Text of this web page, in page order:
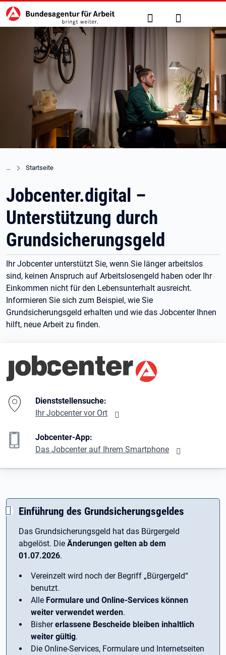
zu den Hauptinhalten springen
Hauptnavigation Suche Anmelden
Startseite
Jobcenter.digital –
Unterstützung durch
Grundsicherungsgeld
Ihr Jobcenter unterstützt Sie, wenn Sie länger arbeitslos
sind, keinen Anspruch auf Arbeitslosengeld haben oder Ihr
Einkommen nicht für den Lebensunterhalt ausreicht.
Informieren Sie sich zum Beispiel, wie Sie
Grundsicherungsgeld erhalten und wie das Jobcenter Ihnen
hilft, neue Arbeit zu finden.
Branding-Bereich Beschreibung
Dienststellensuche:
Ihr Jobcenter vor Ort
Jobcenter-App:
Das Jobcenter auf Ihrem Smartphone
Einführung des Grundsicherungsgeldes
Das Grundsicherungsgeld hat das Bürgergeld
abgelöst. Die Änderungen gelten ab dem
01.07.2026.
Vereinzelt wird noch der Begriff ­„Bürgergeld“
benutzt.
Alle Formulare und Online-Services können
weiter verwendet werden.
Bishererlassene Bescheide bleiben inhaltlich
weiter gültig.
Die Online-Services, Formulare und Internetseiten